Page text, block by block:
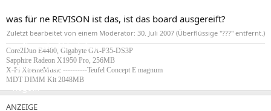
Neue Beiträge
Neueste Aktivitäten
Leserartikel
Regeln
was für ne REVISON ist das, ist das board ausgereift?
Zuletzt bearbeitet von einem Moderator: 30. Juli 2007 (Überflüssige "???" entfernt.)
Core2Duo E4400, Gigabyte GA-P35-DS3P
Sapphire Radeon X1950 Pro, 256MB
X-Fi XtremeMusic ----------Teufel Concept E magnum
MDT DIMM Kit 2048MB